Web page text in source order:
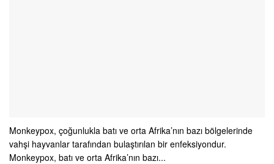
Monkeypox, çoğunlukla batı ve orta Afrika’nın bazı bölgelerinde
vahşi hayvanlar tarafından bulaştırılan bir enfeksiyondur.
Monkeypox, batı ve orta Afrika’nın bazı...